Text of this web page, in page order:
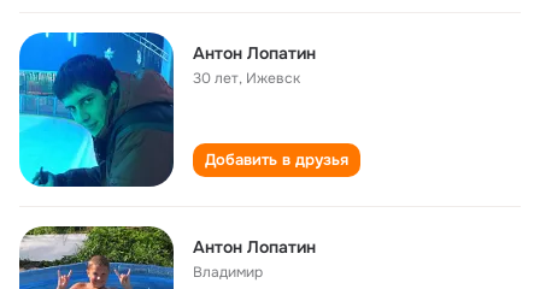
Антон Лопатин
30 лет, Ижевск
Добавить в друзья
Антон Лопатин
Владимир